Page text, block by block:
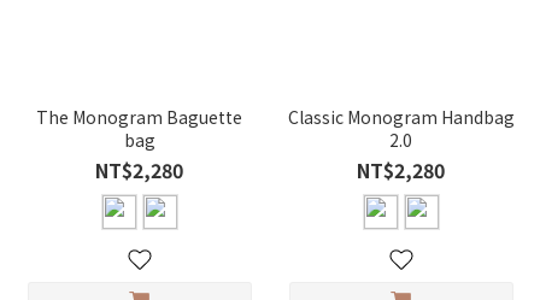
The Monogram Baguette
bag
NT$2,280
Classic Monogram Handbag
2.0
NT$2,280